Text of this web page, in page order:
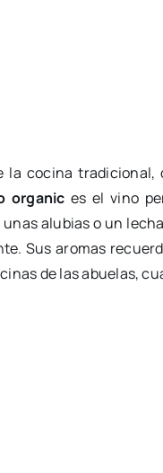
la cocina
organic es el vino
alubias o un
Sus aromas
de las abuelas,